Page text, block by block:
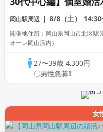
出会い～
岡山駅周辺 8/8（土） 14:30
開催地住所：岡山県岡山市北区駅
オーレ岡山店内）
27〜39歳 4,300円
〇男性急募‼
女